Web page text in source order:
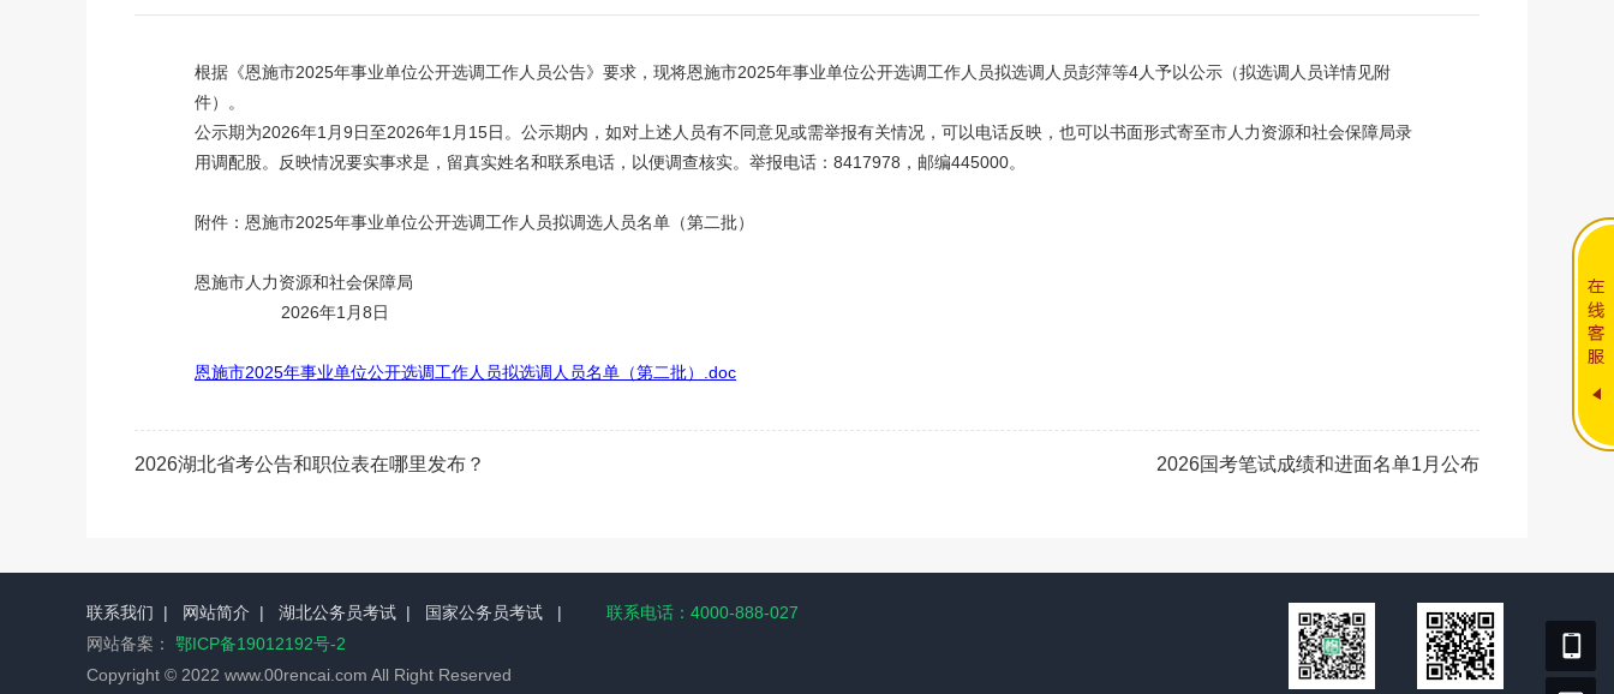
根据《恩施市2025年事业单位公开选调工作人员公告》要求，现将恩施市2025年事业单位公开选调工作人员拟选调人员彭萍等4人予以公示（拟选调人员详情见附
件）。
公示期为2026年1月9日至2026年1月15日。公示期内，如对上述人员有不同意见或需举报有关情况，可以电话反映，也可以书面形式寄至市人力资源和社会保障局录
用调配股。反映情况要实事求是，留真实姓名和联系电话，以便调查核实。举报电话：8417978，邮编445000。
附件：恩施市2025年事业单位公开选调工作人员拟调选人员名单（第二批）
恩施市人力资源和社会保障局
2026年1月8日
恩施市2025年事业单位公开选调工作人员拟选调人员名单（第二批）.doc
2026湖北省考公告和职位表在哪里发布？ 2026国考笔试成绩和进面名单1月公布
联系我们 | 网站简介 | 湖北公务员考试 | 国家公务员考试 |
联系电话：4000-888-027
网站备案： 鄂ICP备19012192号-2
Copyright © 2022 www.00rencai.com All Right Reserved